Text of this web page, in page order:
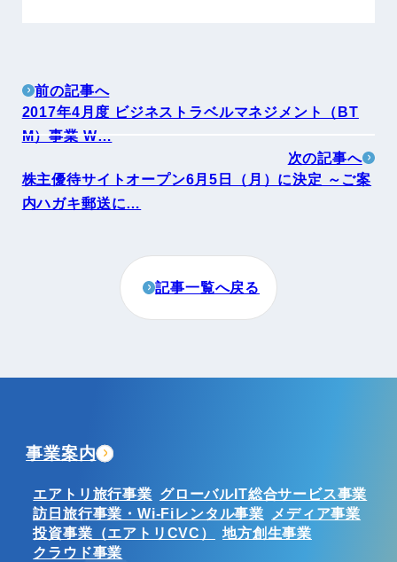
前の記事へ
2017年4月度 ビジネストラベルマネジメント（BT
M）事業 W…
次の記事へ
株主優待サイトオープン6月5日（月）に決定 ～ご案
内ハガキ郵送に…
記事一覧へ戻る
事業案内
エアトリ旅行事業 グローバルIT総合サービス事業
訪日旅行事業・Wi-Fiレンタル事業
メディア事業
投資事業（エアトリCVC）
地方創生事業
クラウド事業